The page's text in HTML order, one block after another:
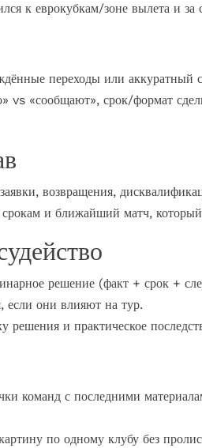
к еврокубкам/зоне вылета и за
переходы или аккуратный
vs «сообщают», срок/формат
возвращения,
и ближайший матч,
решение (факт + срок +
если они влияют на тур.
решения и практическое
команд с последними
по одному клубу без